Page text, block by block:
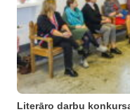
Literāro darbu